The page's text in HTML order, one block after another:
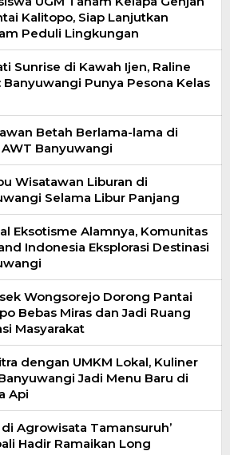
Kalitopo, Siap Lanjutkan
Peduli Lingkungan
Sunrise di Kawah Ijen, Raline
Banyuwangi Punya Pesona Kelas
Betah Berlama-lama di
AWT Banyuwangi
Wisatawan Liburan di
Selama Libur Panjang
Eksotisme Alamnya, Komunitas
Indonesia Eksplorasi Destinasi
Wongsorejo Dorong Pantai
Bebas Miras dan Jadi Ruang
Masyarakat
dengan UMKM Lokal, Kuliner
Jadi Menu Baru di
Api
di Agrowisata Tamansuruh’
Hadir Ramaikan Long